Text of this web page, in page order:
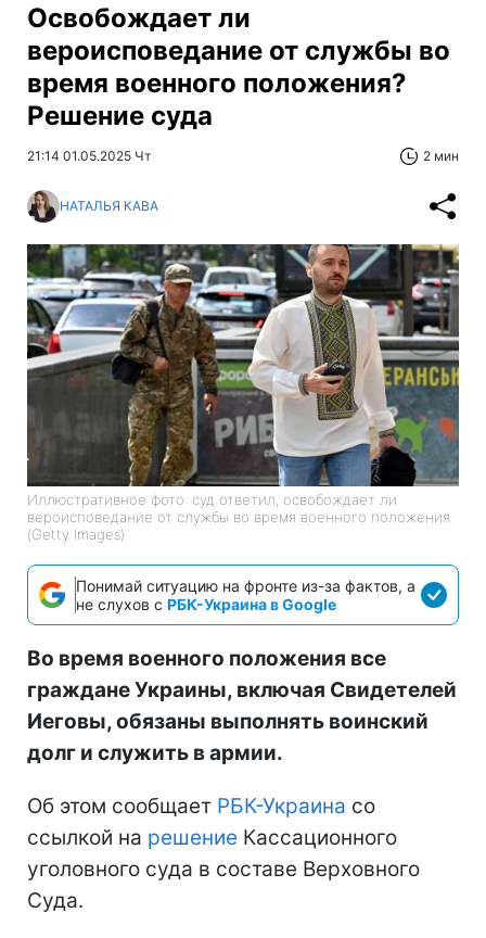
Освобождает ли
вероисповедание от службы во
время военного положения?
Решение суда
21:14 01.05.2025 Чт 2 мин
НАТАЛЬЯ КАВА
Иллюстративное фото: суд ответил, освобождает ли
вероисповедание от службы во время военного положения
(Getty Images)
Понимай ситуацию на фронте из-за фактов, а
не слухов с РБК-Украина в Google
Во время военного положения все
граждане Украины, включая Свидетелей
Иеговы, обязаны выполнять воинский
долг и служить в армии.
Об этом сообщает РБК-Украина со
ссылкой на решение Кассационного
уголовного суда в составе Верховного
Суда.